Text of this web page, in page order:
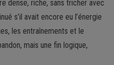
dense, riche, sans tricher avec
s’il avait encore eu l’énergie
les entraînements et le
mais une fin logique,